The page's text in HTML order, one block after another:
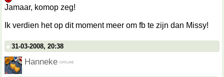
Jamaar, komop zeg!
Ik verdien het op dit moment meer om fb te zijn dan Missy!
31-03-2008, 20:38
Hanneke